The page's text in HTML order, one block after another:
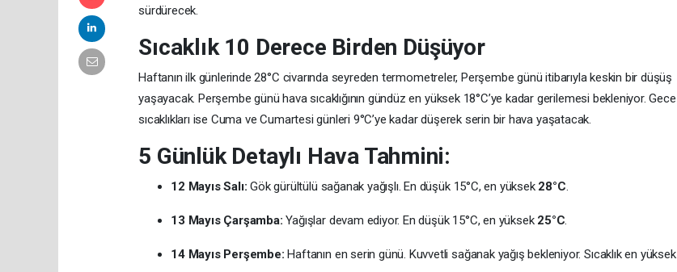
sürdürecek.
Sıcaklık 10 Derece Birden Düşüyor
Haftanın ilk günlerinde 28°C civarında seyreden termometreler, Perşembe günü itibarıyla keskin bir düşüş
yaşayacak. Perşembe günü hava sıcaklığının gündüz en yüksek 18°C’ye kadar gerilemesi bekleniyor. Gece
sıcaklıkları ise Cuma ve Cumartesi günleri 9°C’ye kadar düşerek serin bir hava yaşatacak.
5 Günlük Detaylı Hava Tahmini:
12 Mayıs Salı: Gök gürültülü sağanak yağışlı. En düşük 15°C, en yüksek 28°C.
13 Mayıs Çarşamba: Yağışlar devam ediyor. En düşük 15°C, en yüksek 25°C.
14 Mayıs Perşembe: Haftanın en serin günü. Kuvvetli sağanak yağış bekleniyor. Sıcaklık en yüksek